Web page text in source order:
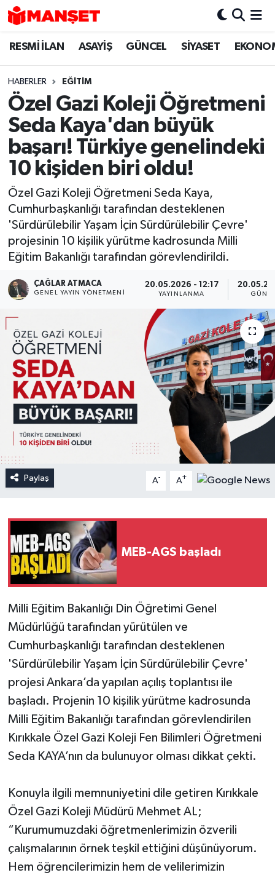
RESMİ İLAN ASAYİŞ GÜNCEL SİYASET
HABERLER EĞİTİM
Özel Gazi Koleji Öğretmeni
Seda Kaya'dan büyük
başarı! Türkiye genelindeki
10 kişiden biri oldu!
Özel Gazi Koleji Öğretmeni Seda Kaya,
Cumhurbaşkanlığı tarafından desteklenen
'Sürdürülebilir Yaşam İçin Sürdürülebilir Çevre'
projesinin 10 kişilik yürütme kadrosunda Milli
Eğitim Bakanlığı tarafından görevlendirildi.
ÇAĞLAR ATMACA
GENEL YAYIN YÖNETMENI
20.05.2026 - 12:17
YAYINLANMA
Paylaş A- A+
MEB-AGS başladı
Milli Eğitim Bakanlığı Din Öğretimi Genel
Müdürlüğü tarafından yürütülen ve
Cumhurbaşkanlığı tarafından desteklenen
'Sürdürülebilir Yaşam İçin Sürdürülebilir Çevre'
projesi Ankara’da yapılan açılış toplantısı ile
başladı. Projenin 10 kişilik yürütme kadrosunda
Milli Eğitim Bakanlığı tarafından görevlendirilen
Kırıkkale Özel Gazi Koleji Fen Bilimleri Öğretmeni
Seda KAYA’nın da bulunuyor olması dikkat çekti.
Konuyla ilgili memnuniyetini dile getiren Kırıkkale
Özel Gazi Koleji Müdürü Mehmet AL;
“Kurumumuzdaki öğretmenlerimizin özverili
çalışmalarının örnek teşkil ettiğini düşünüyorum.
Hem öğrencilerimizin hem de velilerimizin
Hava Durumu
Trafik Durumu
Süper Lig Puan Durumu ve Fikstür
Tüm Manşetler
Son Dakika Haberleri
Haber Arşivi